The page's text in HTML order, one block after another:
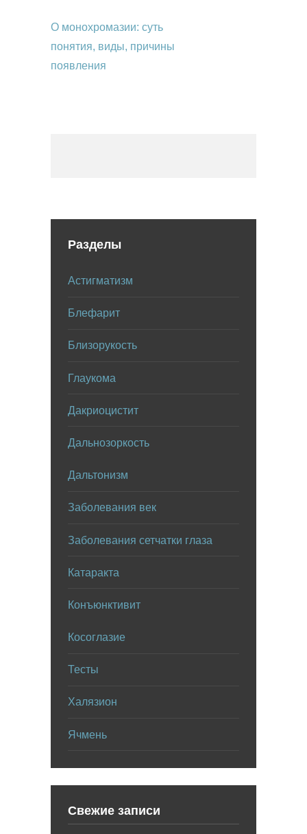
О монохромазии: суть
понятия, виды, причины
появления
Разделы
Астигматизм
Блефарит
Близорукость
Глаукома
Дакриоцистит
Дальнозоркость
Дальтонизм
Заболевания век
Заболевания сетчатки глаза
Катаракта
Конъюнктивит
Косоглазие
Тесты
Халязион
Ячмень
Свежие записи